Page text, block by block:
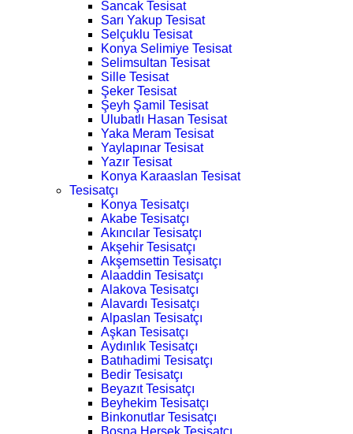
Sancak Tesisat
Sarı Yakup Tesisat
Selçuklu Tesisat
Konya Selimiye Tesisat
Selimsultan Tesisat
Sille Tesisat
Şeker Tesisat
Şeyh Şamil Tesisat
Ulubatlı Hasan Tesisat
Yaka Meram Tesisat
Yaylapınar Tesisat
Yazır Tesisat
Konya Karaaslan Tesisat
Tesisatçı
Konya Tesisatçı
Akabe Tesisatçı
Akıncılar Tesisatçı
Akşehir Tesisatçı
Akşemsettin Tesisatçı
Alaaddin Tesisatçı
Alakova Tesisatçı
Alavardı Tesisatçı
Alpaslan Tesisatçı
Aşkan Tesisatçı
Aydınlık Tesisatçı
Batıhadimi Tesisatçı
Bedir Tesisatçı
Beyazıt Tesisatçı
Beyhekim Tesisatçı
Binkonutlar Tesisatçı